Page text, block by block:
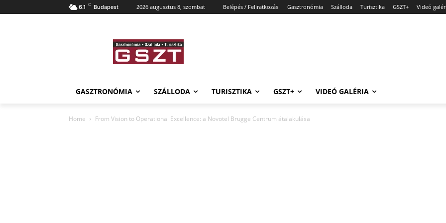
6.1 C Budapest 2026 augusztus 8, szombat Belépés / Feliratkozás Gasztronómia Szálloda Turisztika GSZT+ Videó
GASZTRONÓMIA SZÁLLODA TURISZTIKA GSZT+ VIDEÓ GALÉRIA
Home From Vision to Operational Excellence: a Novotel Brugge Centrum átalakulása